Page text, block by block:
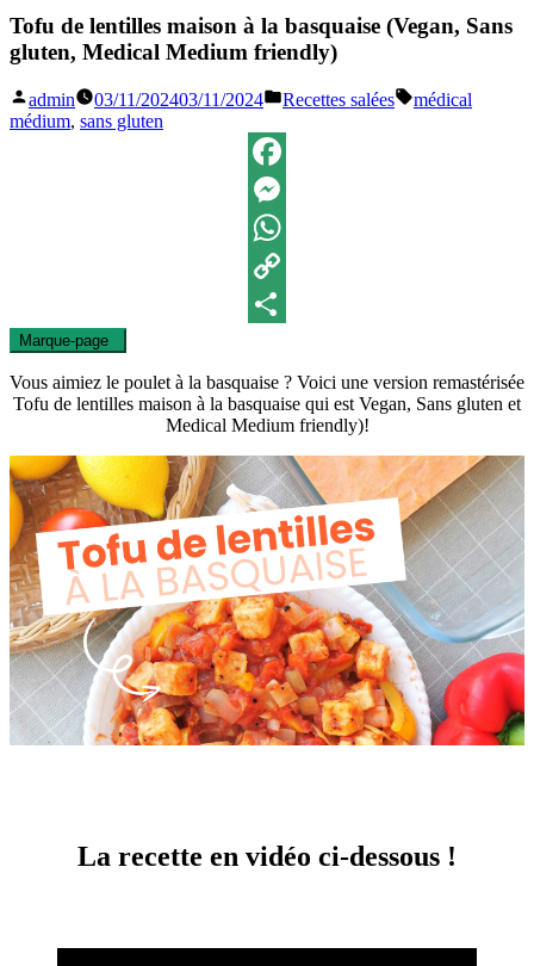
Tofu de lentilles maison à la basquaise (Vegan, Sans
gluten, Medical Medium friendly)
Publié
par
admin 03/11/202403/11/2024
Publié
Recettes salées Étiquettes :
médical
médium, sans gluten
Facebook
Messenger
WhatsApp
Copy
Marque-page
Vous aimiez le poulet à la basquaise ? Voici une version remastérisée
Tofu de lentilles maison à la basquaise qui est Vegan, Sans gluten et
Medical Medium friendly)!
La recette en vidéo ci-dessous !